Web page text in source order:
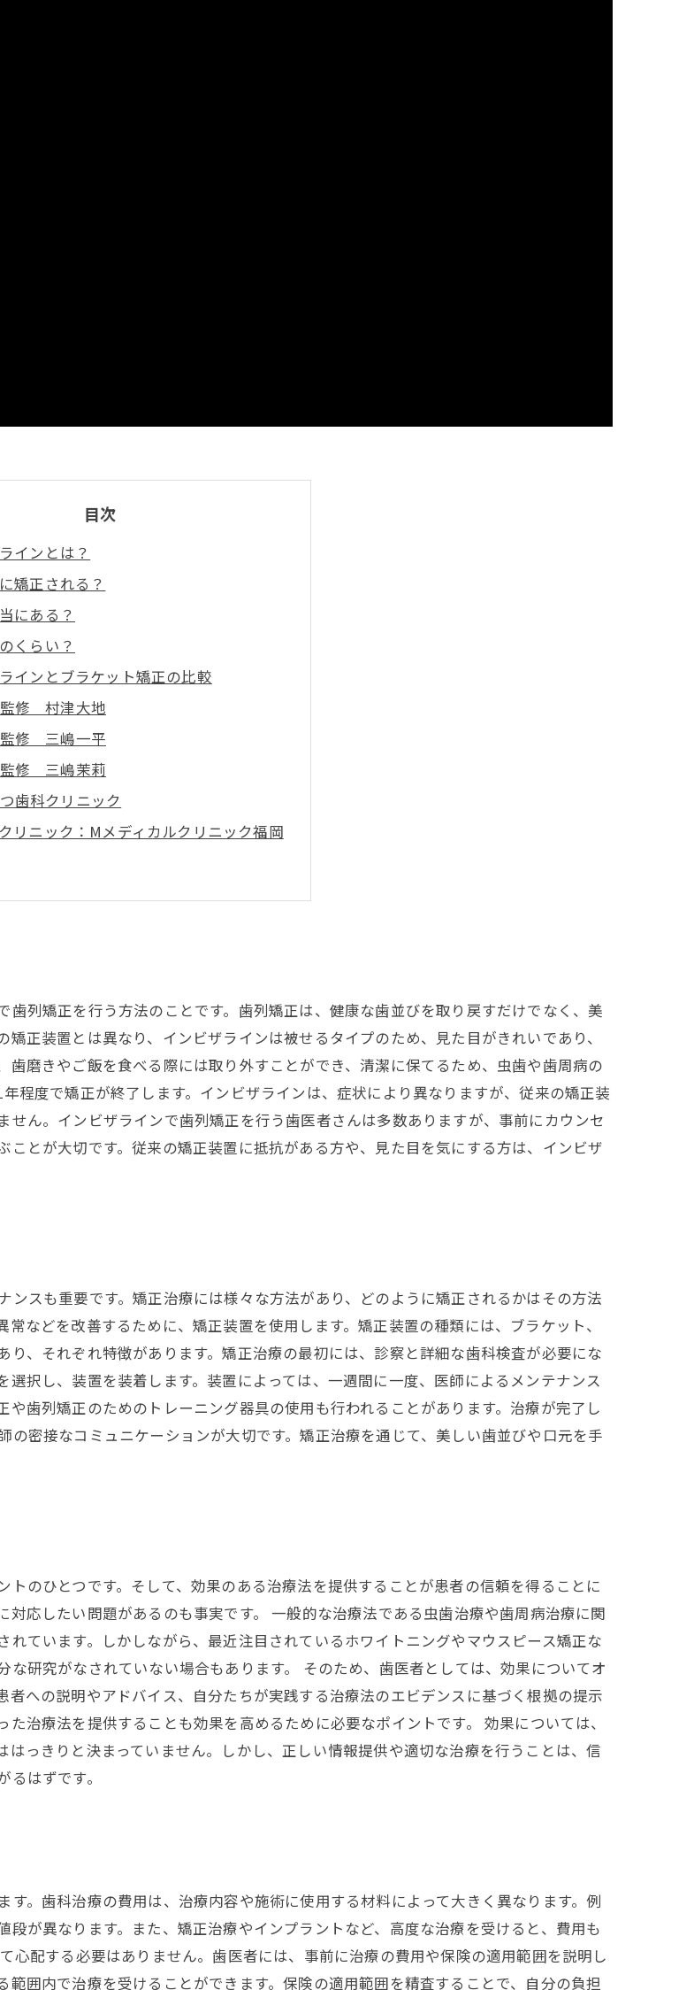
目次
インとは？
矯正される？
にある？
くらい？
インとブラケット矯正の比較
修 村津大地
修 三嶋一平
修 三嶋茉莉
歯科クリニック
リニック：Mメディカルクリニック福岡
列矯正を行う方法のことです。歯列矯正は、健康な歯並びを取り戻すだけでなく、美
正装置とは異なり、インビザラインは被せるタイプのため、見た目がきれいであり、
磨きやご飯を食べる際には取り外すことができ、清潔に保てるため、虫歯や歯周病の
程度で矯正が終了します。インビザラインは、症状により異なりますが、従来の矯正装
ん。インビザラインで歯列矯正を行う歯医者さんは多数ありますが、事前にカウンセ
とが大切です。従来の矯正装置に抵抗がある方や、見た目を気にする方は、インビザ
スも重要です。矯正治療には様々な方法があり、どのように矯正されるかはその方法
などを改善するために、矯正装置を使用します。矯正装置の種類には、ブラケット、
、それぞれ特徴があります。矯正治療の最初には、診察と詳細な歯科検査が必要にな
択し、装置を装着します。装置によっては、一週間に一度、医師によるメンテナンス
歯列矯正のためのトレーニング器具の使用も行われることがあります。治療が完了し
密接なコミュニケーションが大切です。矯正治療を通じて、美しい歯並びや口元を手
のひとつです。そして、効果のある治療法を提供することが患者の信頼を得ることに
応したい問題があるのも事実です。 一般的な治療法である虫歯治療や歯周病治療に関
ています。しかしながら、最近注目されているホワイトニングやマウスピース矯正な
研究がなされていない場合もあります。 そのため、歯医者としては、効果についてオ
への説明やアドバイス、自分たちが実践する治療法のエビデンスに基づく根拠の提示
治療法を提供することも効果を高めるために必要なポイントです。 効果については、
っきりと決まっていません。しかし、正しい情報提供や適切な治療を行うことは、信
はずです。
。歯科治療の費用は、治療内容や施術に使用する材料によって大きく異なります。例
が異なります。また、矯正治療やインプラントなど、高度な治療を受けると、費用も
心配する必要はありません。歯医者には、事前に治療の費用や保険の適用範囲を説明し
囲内で治療を受けることができます。保険の適用範囲を精査することで、自分の負担